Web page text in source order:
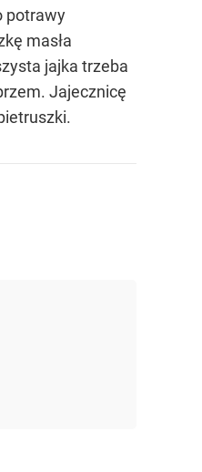
potrawy
masła
jajka trzeba
Jajecznicę